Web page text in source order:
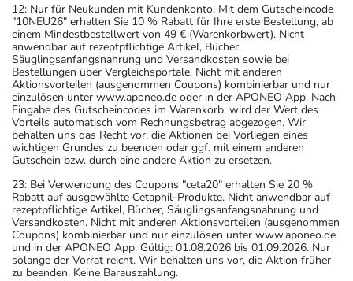
12: Nur für Neukunden mit Kundenkonto. Mit dem Gutscheincode
"10NEU26" erhalten Sie 10 % Rabatt für Ihre erste Bestellung, ab
einem Mindestbestellwert von 49 € (Warenkorbwert). Nicht
anwendbar auf rezeptpflichtige Artikel, Bücher,
Säuglingsanfangsnahrung und Versandkosten sowie bei
Bestellungen über Vergleichsportale. Nicht mit anderen
Aktionsvorteilen (ausgenommen Coupons) kombinierbar und nur
einzulösen unter www.aponeo.de oder in der APONEO App. Nach
Eingabe des Gutscheincodes im Warenkorb, wird der Wert des
Vorteils automatisch vom Rechnungsbetrag abgezogen. Wir
behalten uns das Recht vor, die Aktionen bei Vorliegen eines
wichtigen Grundes zu beenden oder ggf. mit einem anderen
Gutschein bzw. durch eine andere Aktion zu ersetzen.
23: Bei Verwendung des Coupons "ceta20" erhalten Sie 20 %
Rabatt auf ausgewählte Cetaphil-Produkte. Nicht anwendbar auf
rezeptpflichtige Artikel, Bücher, Säuglingsanfangsnahrung und
Versandkosten. Nicht mit anderen Aktionsvorteilen (ausgenommen
Coupons) kombinierbar und nur einzulösen unter www.aponeo.de
und in der APONEO App. Gültig: 01.08.2026 bis 01.09.2026. Nur
solange der Vorrat reicht. Wir behalten uns vor, die Aktion früher
zu beenden. Keine Barauszahlung.